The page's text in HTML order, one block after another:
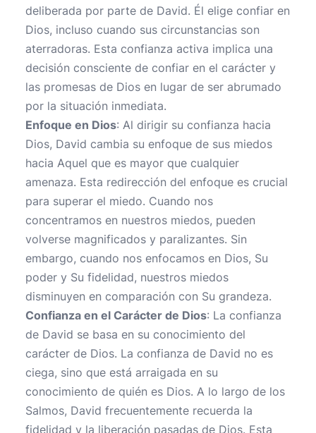
deliberada por parte de David. Él elige confiar en
Dios, incluso cuando sus circunstancias son
aterradoras. Esta confianza activa implica una
decisión consciente de confiar en el carácter y
las promesas de Dios en lugar de ser abrumado
por la situación inmediata.
Enfoque en Dios: Al dirigir su confianza hacia
Dios, David cambia su enfoque de sus miedos
hacia Aquel que es mayor que cualquier
amenaza. Esta redirección del enfoque es crucial
para superar el miedo. Cuando nos
concentramos en nuestros miedos, pueden
volverse magnificados y paralizantes. Sin
embargo, cuando nos enfocamos en Dios, Su
poder y Su fidelidad, nuestros miedos
disminuyen en comparación con Su grandeza.
Confianza en el Carácter de Dios: La confianza
de David se basa en su conocimiento del
carácter de Dios. La confianza de David no es
ciega, sino que está arraigada en su
conocimiento de quién es Dios. A lo largo de los
Salmos, David frecuentemente recuerda la
fidelidad y la liberación pasadas de Dios. Esta